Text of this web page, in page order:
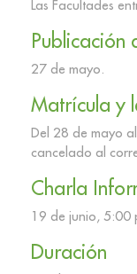
Las Facultades
Publicación
27 de mayo.
Matrícula y
Del 28 de mayo
cancelado al
Charla
19 de junio, 5:00
Duración